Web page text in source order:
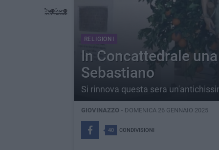
RELIGIONI
In Concattedrale
Sebastiano
Si rinnova questa sera
GIOVINAZZO - DOMENICA 26 GENNAIO 2025
40 CONDIVISIONI